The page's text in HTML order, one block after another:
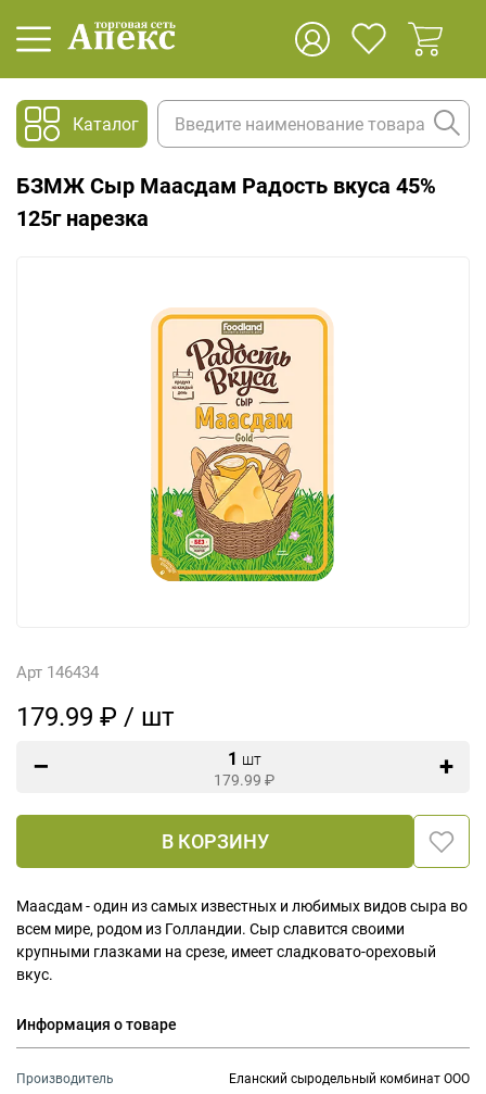
Каталог
БЗМЖ Сыр Маасдам Радость вкуса 45%
125г нарезка
Арт 146434
179.99 ₽ / шт
1 шт
179.99 ₽
В КОРЗИНУ
Маасдам - один из самых известных и любимых видов сыра во
всем мире, родом из Голландии. Сыр славится своими
крупными глазками на срезе, имеет сладковато-ореховый
вкус.
Информация о товаре
Производитель Еланский сыродельный комбинат ООО